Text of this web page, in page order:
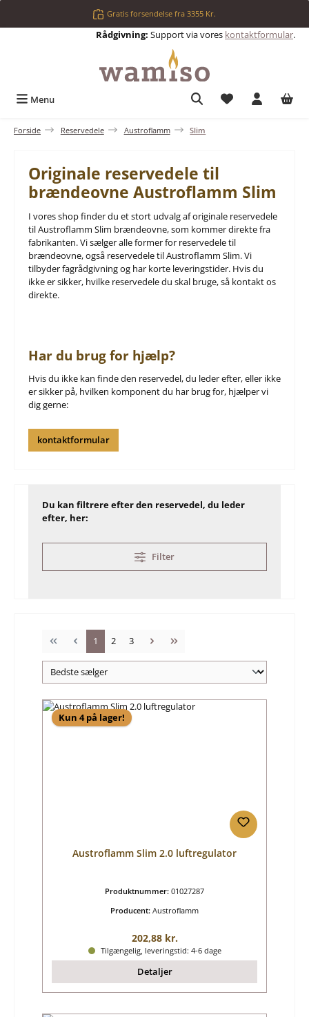
Gratis forsendelse fra 3355 Kr.
Rådgivning: Support via vores kontaktformular.
Menu Du har 0
Forside Reservedele Austroflamm Slim
Originale reservedele til
brændeovne Austroflamm Slim
I vores shop finder du et stort udvalg af originale reservedele
til Austroflamm Slim brændeovne, som kommer direkte fra
fabrikanten. Vi sælger alle former for reservedele til
brændeovne, også reservedele til Austroflamm Slim. Vi
tilbyder fagrådgivning og har korte leveringstider. Hvis du
ikke er sikker, hvilke reservedele du skal bruge, så kontakt os
direkte.
Har du brug for hjælp?
Hvis du ikke kan finde den reservedel, du leder efter, eller ikke
er sikker på, hvilken komponent du har brug for, hjælper vi
dig gerne:
kontaktformular
Du kan filtrere efter den reservedel, du leder
efter, her:
Filter
Side
1 Side
2 Side
3
Kun 4 på lager!
Austroflamm Slim 2.0 luftregulator
Produktnummer: 01027287
Producent: Austroflamm
Almindelig pris:
202,88 kr.
Tilgængelig, leveringstid: 4-6 dage
Detaljer